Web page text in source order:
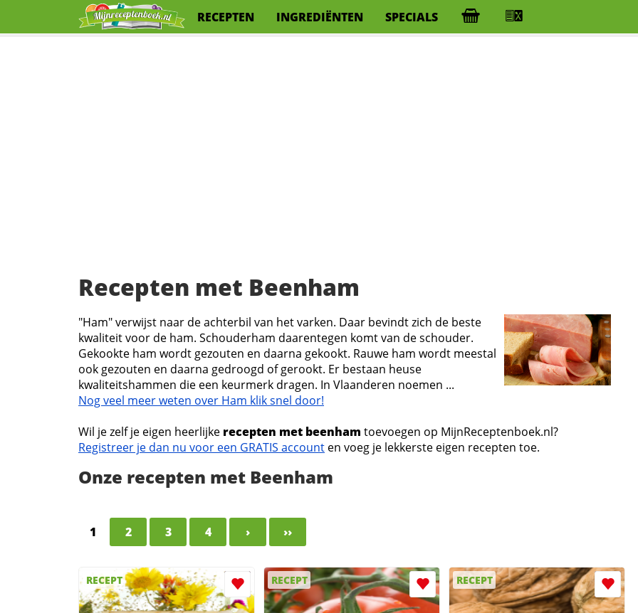
RECEPTEN INGREDIËNTEN SPECIALS
Recepten met Beenham
"Ham" verwijst naar de achterbil van het varken. Daar bevindt zich de beste
kwaliteit voor de ham. Schouderham daarentegen komt van de schouder.
Gekookte ham wordt gezouten en daarna gekookt. Rauwe ham wordt meestal
ook gezouten en daarna gedroogd of gerookt. Er bestaan heuse
kwaliteitshammen die een keurmerk dragen. In Vlaanderen noemen ...
Nog veel meer weten over Ham klik snel door!
Wil je zelf je eigen heerlijke recepten met beenham toevoegen op MijnReceptenboek.nl?
Registreer je dan nu voor een GRATIS account en voeg je lekkerste eigen recepten toe.
Onze recepten met Beenham
1 2 3 4 › ››
RECEPT RECEPT RECEPT